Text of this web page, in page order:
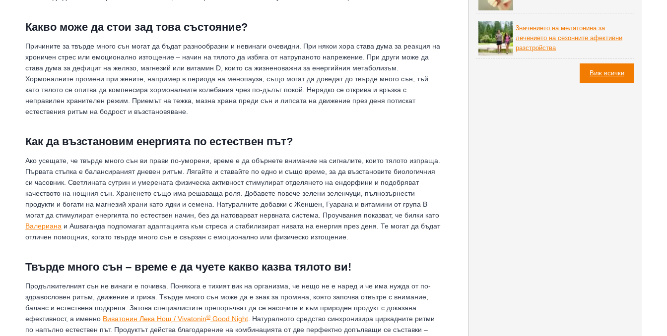
Какво може да стои зад това състояние?
Причините за твърде много сън могат да бъдат разнообразни и невинаги очевидни. При някои хора става дума за реакция на
хроничен стрес или емоционално изтощение – начин на тялото да избяга от натрупаното напрежение. При други може да
става дума за дефицит на желязо, магнезий или витамин D, които са жизненоважни за енергийния метаболизъм.
Хормоналните промени при жените, например в периода на менопауза, също могат да доведат до твърде много сън, тъй
като тялото се опитва да компенсира хормоналните колебания чрез по-дълъг покой. Нерядко се открива и връзка с
неправилен хранителен режим. Приемът на тежка, мазна храна преди сън и липсата на движение през деня потискат
естествения ритъм на бодрост и възстановяване.
Как да възстановим енергията по естествен път?
Ако усещате, че твърде много сън ви прави по-уморени, време е да обърнете внимание на сигналите, които тялото изпраща.
Първата стъпка е балансираният дневен ритъм. Лягайте и ставайте по едно и също време, за да възстановите биологичния
си часовник. Светлината сутрин и умерената физическа активност стимулират отделянето на ендорфини и подобряват
качеството на нощния сън. Храненето също има решаваща роля. Добавете повече зелени зеленчуци, пълнозърнести
продукти и богати на магнезий храни като ядки и семена. Натуралните добавки с Женшен, Гуарана и витамини от група B
могат да стимулират енергията по естествен начин, без да натоварват нервната система. Проучвания показват, че билки като
Валериана и Ашваганда подпомагат адаптацията към стреса и стабилизират нивата на енергия през деня. Те могат да бъдат
отличен помощник, когато твърде много сън е свързан с емоционално или физическо изтощение.
Твърде много сън – време е да чуете какво казва тялото ви!
Продължителният сън не винаги е почивка. Понякога е тихият вик на организма, че нещо не е наред и че има нужда от по-
здравословен ритъм, движение и грижа. Твърде много сън може да е знак за промяна, която започва отвътре с внимание,
баланс и естествена подкрепа. Затова специалистите препоръчват да се насочите и към природен продукт с доказана
ефективност, а именно Виватонин Лека Нощ / Vivatonin® Good Night . Натуралното средство синхронизира циркадните ритми
по напълно естествен път. Продуктът действа благодарение на комбинацията от две перфектно допълващи се съставки –
3начението на мелатонина за
лечението на сезонните афективни
разстройства
Виж всички